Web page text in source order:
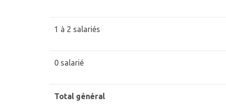
1 à 2 salariés
0 salarié
Total général